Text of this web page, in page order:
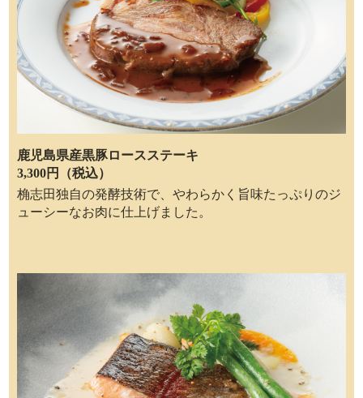
鹿児島県産黒豚ロースステーキ
3,300円（税込）
桷志田独自の発酵技術で、やわらかく旨味たっぷりのジ
ューシーなお肉に仕上げました。